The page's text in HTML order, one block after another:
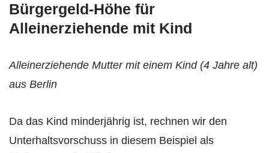
Bürgergeld-Höhe für
Alleinerziehende mit Kind
Alleinerziehende Mutter mit einem Kind (4 Jahre alt)
aus Berlin
Da das Kind minderjährig ist, rechnen wir den
Unterhaltsvorschuss in diesem Beispiel als